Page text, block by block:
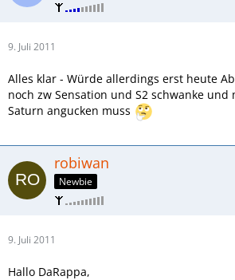
9. Juli 2011
Alles klar - Würde allerdings erst heute
noch zw Sensation und S2 schwanke
Saturn angucken muss
robiwan
Newbie
9. Juli 2011
Hallo DaRappa,